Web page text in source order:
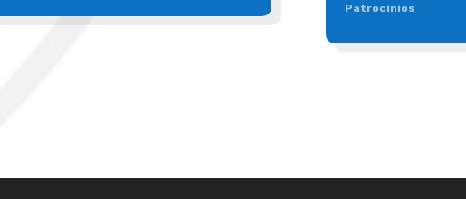
Patrocinios